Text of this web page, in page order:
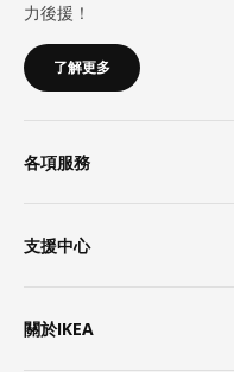
力後援！
了解更多
各項服務
支援中心
關於IKEA